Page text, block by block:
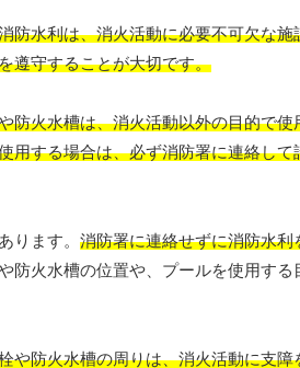
防水利は、消火活動に必要不可欠な
遵守することが大切です。
防火水槽は、消火活動以外の目的で
用する場合は、必ず消防署に連絡し
ります。 消防署に連絡せずに消防水
防火水槽の位置や、プールを使用す
や防火水槽の周りは、消火活動に支